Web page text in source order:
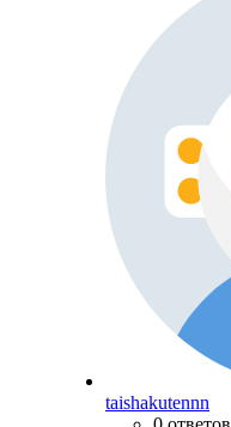
taishakutennn